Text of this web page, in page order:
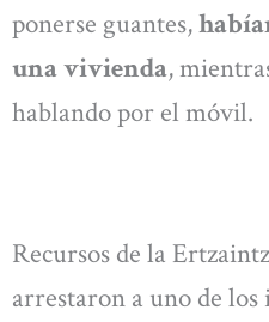
ponerse guantes,
una vivienda,
hablando por el móvil.
Recursos de la
arrestaron a uno de